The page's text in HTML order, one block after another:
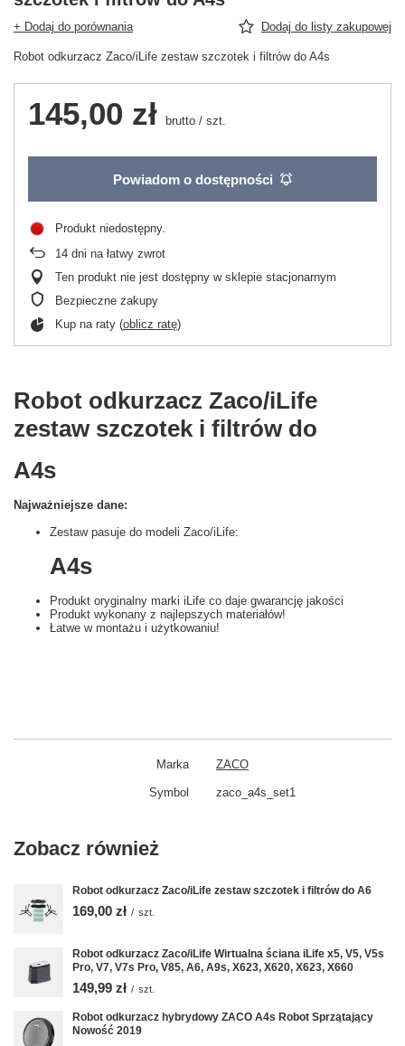
+ Dodaj do porównania Dodaj do listy zakupowej
Robot odkurzacz Zaco/iLife zestaw szczotek i filtrów do A4s
145,00 zł brutto / szt.
Powiadom o dostępności
Produkt niedostępny
14 dni na łatwy zwrot
Ten produkt nie jest dostępny w sklepie stacjonarnym
Bezpieczne zakupy
Kup na raty (oblicz ratę)
Robot odkurzacz Zaco/iLife
zestaw szczotek i filtrów do
A4s
Najważniejsze dane:
Zestaw pasuje do modeli Zaco/iLife:
A4s
Produkt oryginalny marki iLife co daje gwarancję jakości
Produkt wykonany z najlepszych materiałów!
Łatwe w montażu i użytkowaniu!
Marka ZACO
Symbol zaco_a4s_set1
Zobacz również
Robot odkurzacz Zaco/iLife zestaw szczotek i filtrów do A6
169,00 zł / szt.
Robot odkurzacz Zaco/iLife Wirtualna ściana iLife x5, V5, V5s
Pro, V7, V7s Pro, V85, A6, A9s, X623, X620, X623, X660
149,99 zł / szt.
Robot odkurzacz hybrydowy ZACO A4s Robot Sprzątający
Nowość 2019